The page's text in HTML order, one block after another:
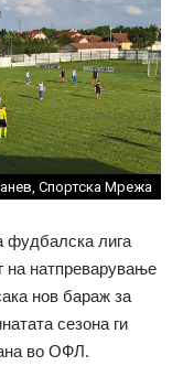
Спортска Мрежа
фудбалска лига
на натпреварување
нов бараж за
сезона ги
во ОФЛ.